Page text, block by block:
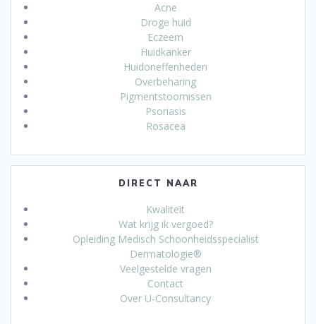
Acne
Droge huid
Eczeem
Huidkanker
Huidoneffenheden
Overbeharing
Pigmentstoornissen
Psoriasis
Rosacea
DIRECT NAAR
Kwaliteit
Wat krijg ik vergoed?
Opleiding Medisch Schoonheidsspecialist
Dermatologie®
Veelgestelde vragen
Contact
Over U-Consultancy